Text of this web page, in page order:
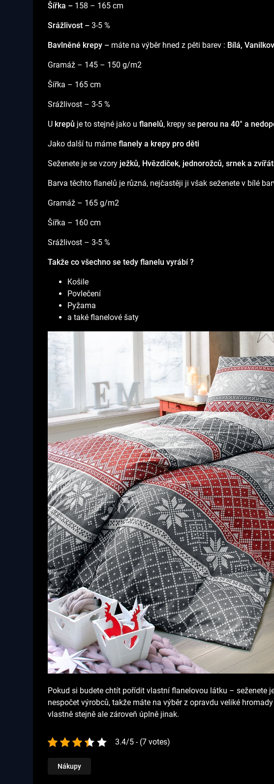
Šířka – 158 – 165 cm
Srážlivost – 3-5 %
Bavlněné krepy – máte na výběr hned z pěti barev : Bílá,
Gramáž – 145 – 150 g/m2
Šířka – 165 cm
Srážlivost – 3-5 %
U krepů je to stejné jako uflanelů, krepy se perou na 40° a
Jako další tu mámeflanely a krepy pro děti
Seženete je se vzory ježků, Hvězdiček, jednorožců, srnek a
Barva těchto flanelů je různá, nejčastěji ji však seženete v bílé
Gramáž – 165 g/m2
Šířka – 160 cm
Srážlivost – 3-5 %
Takže co všechno se tedy flanelu vyrábí ?
Košile
Povlečení
Pyžama
a také flanelové šaty
Pokud si budete chtít pořídit vlastní flanelovou látku – seženete
nespočet výrobců, takže máte na výběr z opravdu veliké
vlastně stejně ale zároveň úplně jinak.
3.4/5 - (7 votes)
Nákupy